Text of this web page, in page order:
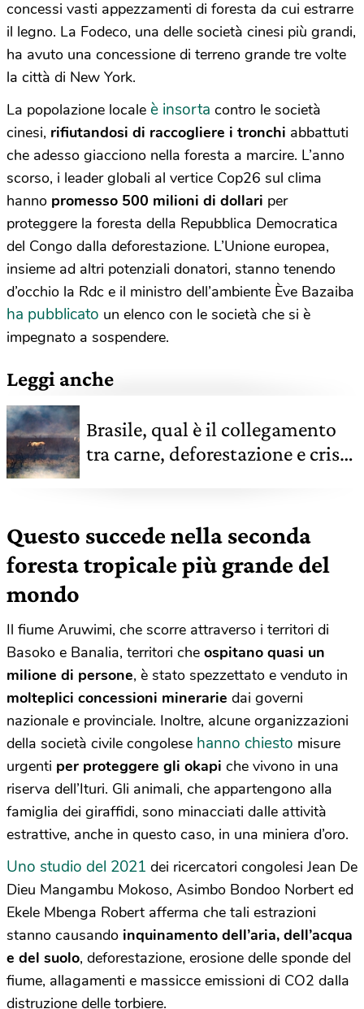
concessi vasti appezzamenti di foresta da cui estrarre
il legno. La Fodeco, una delle società cinesi più grandi,
ha avuto una concessione di terreno grande tre volte
la città di New York.
La popolazione locale è insorta contro le società
cinesi, rifiutandosi di raccogliere i tronchi abbattuti
che adesso giacciono nella foresta a marcire. L’anno
scorso, i leader globali al vertice Cop26 sul clima
hanno promesso 500 milioni di dollari per
proteggere la foresta della Repubblica Democratica
del Congo dalla deforestazione. L’Unione europea,
insieme ad altri potenziali donatori, stanno tenendo
d’occhio la Rdc e il ministro dell’ambiente Ève Bazaiba
ha pubblicato un elenco con le società che si è
impegnato a sospendere.
Leggi anche
Brasile, qual è il collegamento
tra carne, deforestazione e crisi
Questo succede nella seconda
foresta tropicale più grande del
mondo
Il fiume Aruwimi, che scorre attraverso i territori di
Basoko e Banalia, territori che ospitano quasi un
milione di persone, è stato spezzettato e venduto in
molteplici concessioni minerarie dai governi
nazionale e provinciale. Inoltre, alcune organizzazioni
della società civile congolese hanno chiesto misure
urgenti per proteggere gli okapi che vivono in una
riserva dell’Ituri. Gli animali, che appartengono alla
famiglia dei giraffidi, sono minacciati dalle attività
estrattive, anche in questo caso, in una miniera d’oro.
Uno studio del 2021 dei ricercatori congolesi Jean De
Dieu Mangambu Mokoso, Asimbo Bondoo Norbert ed
Ekele Mbenga Robert afferma che tali estrazioni
stanno causando inquinamento dell’aria, dell’acqua
e del suolo, deforestazione, erosione delle sponde del
fiume, allagamenti e massicce emissioni di CO2 dalla
distruzione delle torbiere.